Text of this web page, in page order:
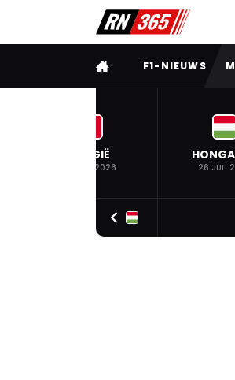
VOLLEDIG MENU
F1-NIEUWS
BELGIË
19 JUL. 2026 26 JUL.